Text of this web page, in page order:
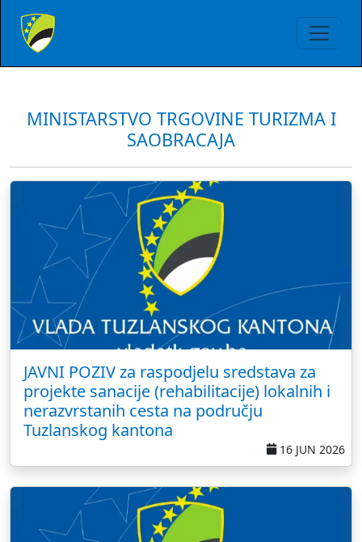
MINISTARSTVO TRGOVINE TURIZMA I
SAOBRACAJA
JAVNI POZIV za raspodjelu sredstava za
projekte sanacije (rehabilitacije) lokalnih i
nerazvrstanih cesta na području
Tuzlanskog kantona
16 JUN 2026